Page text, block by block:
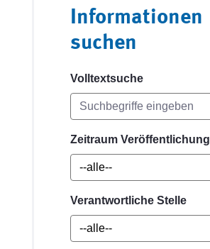
Informationen
suchen
Volltextsuche
Zeitraum Veröffentlichung
Verantwortliche Stelle